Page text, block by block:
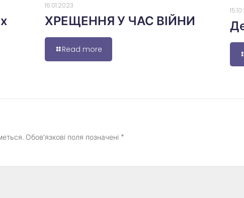
16.01.2023
ХРЕЩЕННЯ У ЧАС ВІЙНИ
Read more
Обов’язкові поля позначені *